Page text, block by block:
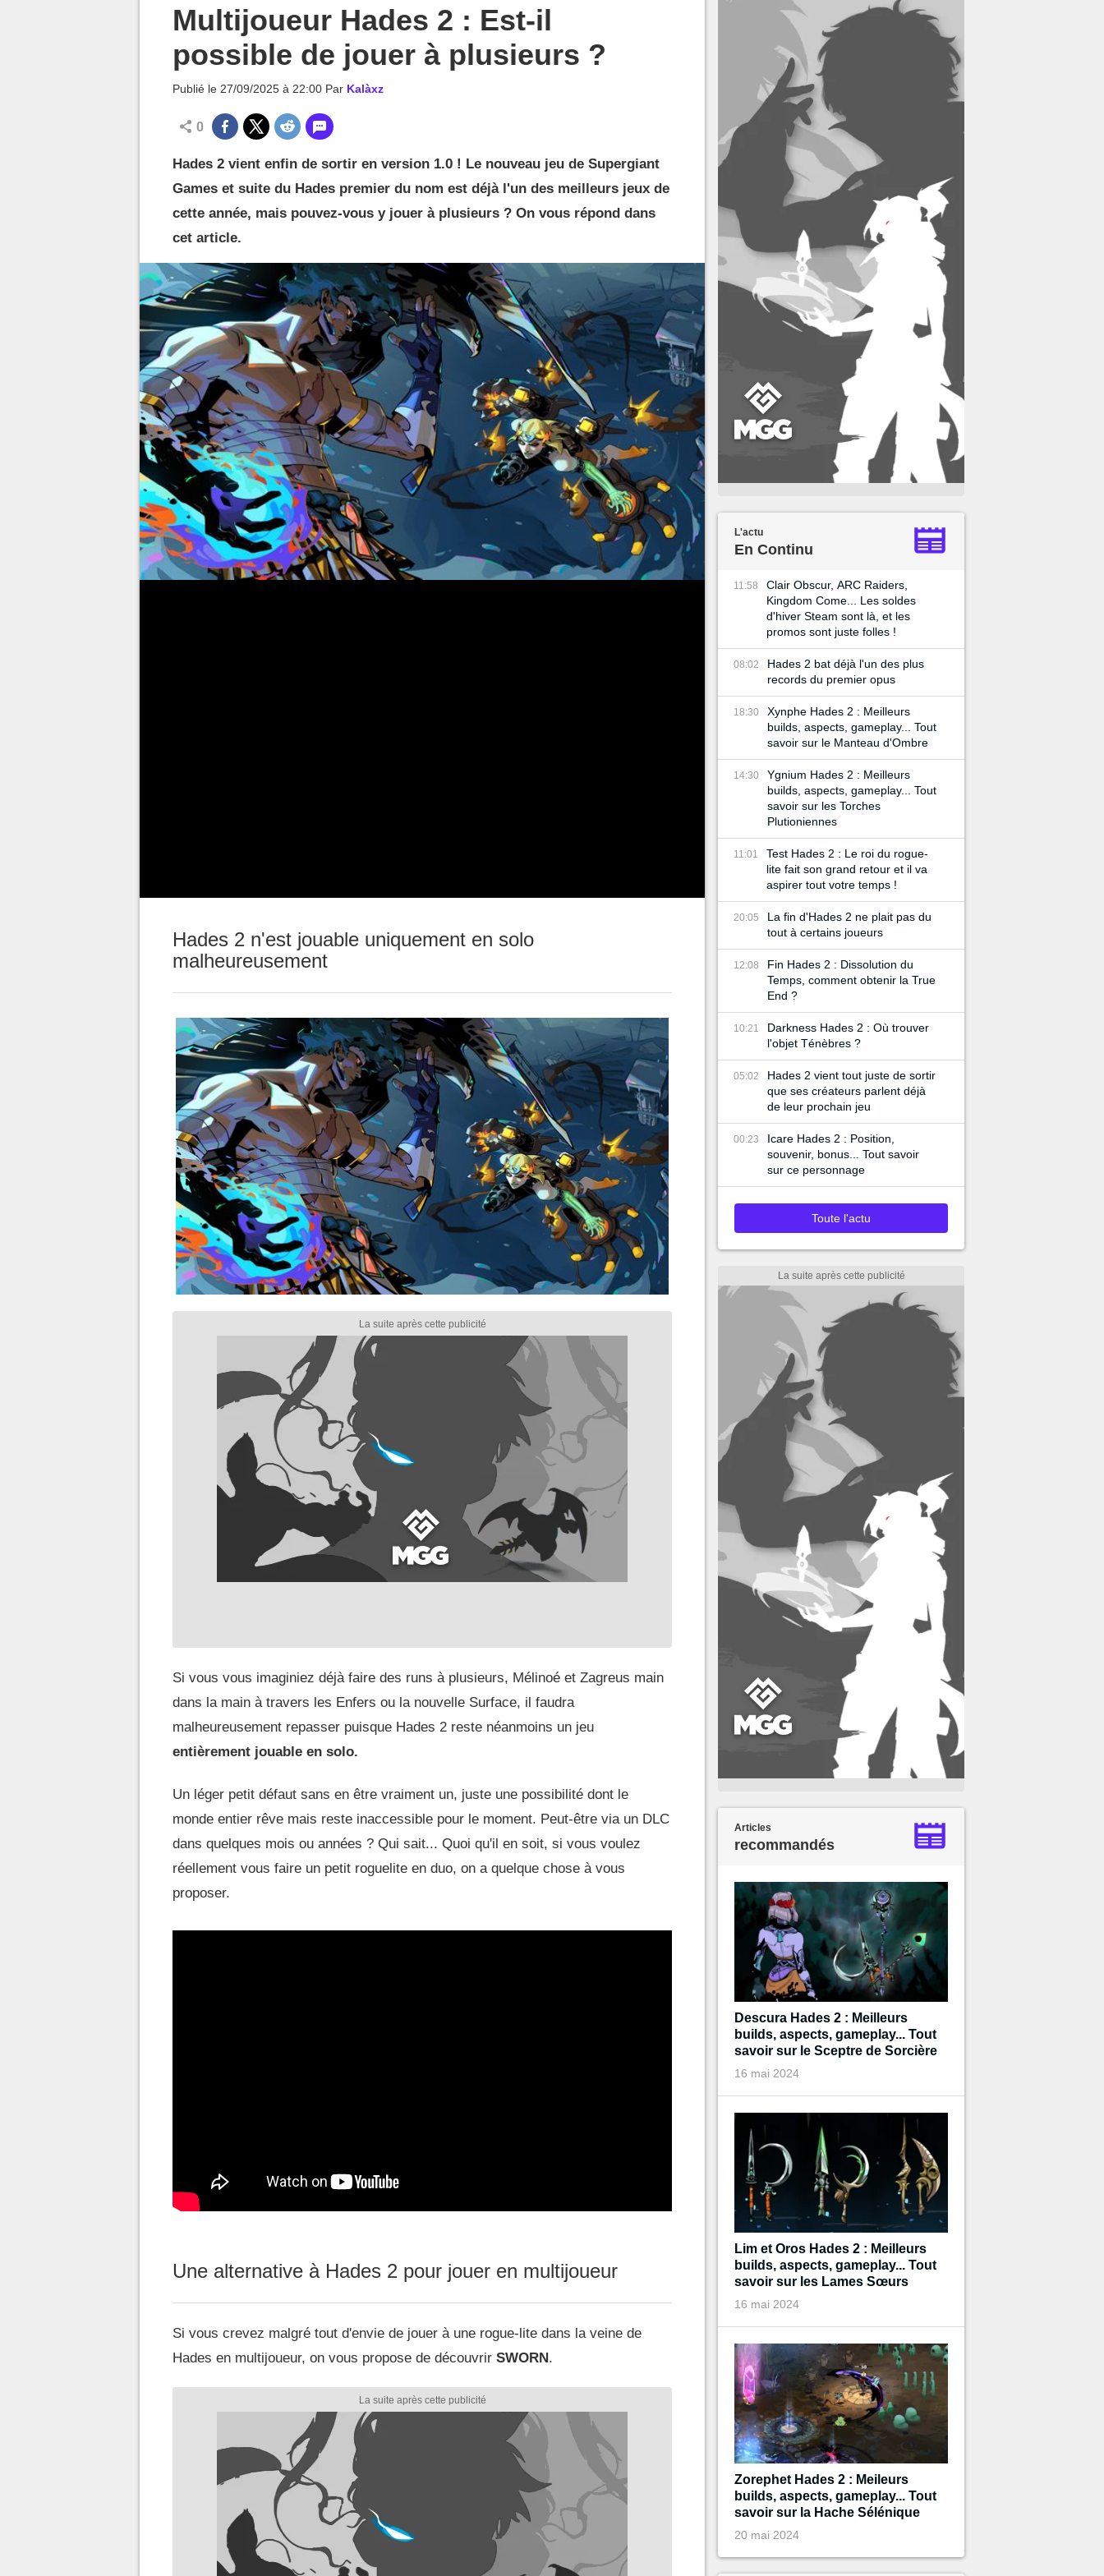
Multijoueur Hades 2 : Est-il
possible de jouer à plusieurs ?
Publié le 27/09/2025 à 22:00 Par Kalàxz
0
Hades 2 vient enfin de sortir en version 1.0 ! Le nouveau jeu de Supergiant
Games et suite du Hades premier du nom est déjà l'un des meilleurs jeux de
cette année, mais pouvez-vous y jouer à plusieurs ? On vous répond dans
cet article.
Hades 2 n'est jouable uniquement en solo
malheureusement
Si vous vous imaginiez déjà faire des runs à plusieurs, Mélinoé et Zagreus main
dans la main à travers les Enfers ou la nouvelle Surface, il faudra
malheureusement repasser puisque Hades 2 reste néanmoins un jeu
entièrement jouable en solo.
Un léger petit défaut sans en être vraiment un, juste une possibilité dont le
monde entier rêve mais reste inaccessible pour le moment. Peut-être via un DLC
dans quelques mois ou années ? Qui sait... Quoi qu'il en soit, si vous voulez
réellement vous faire un petit roguelite en duo, on a quelque chose à vous
proposer.
Une alternative à Hades 2 pour jouer en multijoueur
Si vous crevez malgré tout d'envie de jouer à une rogue-lite dans la veine de
Hades en multijoueur, on vous propose de découvrir SWORN.
L'actu
En Continu
11:58
Clair Obscur, ARC Raiders,
Kingdom Come... Les soldes
d'hiver Steam sont là, et les
promos sont juste folles !
08:02
Hades 2 bat déjà l'un des plus
records du premier opus
18:30
Xynphe Hades 2 : Meilleurs
builds, aspects, gameplay... Tout
savoir sur le Manteau d'Ombre
14:30
Ygnium Hades 2 : Meilleurs
builds, aspects, gameplay... Tout
savoir sur les Torches
Plutioniennes
11:01
Test Hades 2 : Le roi du rogue-
lite fait son grand retour et il va
aspirer tout votre temps !
20:05
La fin d'Hades 2 ne plait pas du
tout à certains joueurs
12:08
Fin Hades 2 : Dissolution du
Temps, comment obtenir la True
End ?
10:21
Darkness Hades 2 : Où trouver
l'objet Ténèbres ?
05:02
Hades 2 vient tout juste de sortir
que ses créateurs parlent déjà
de leur prochain jeu
00:23
Icare Hades 2 : Position,
souvenir, bonus... Tout savoir
sur ce personnage
Toute l'actu
Articles
recommandés
Descura Hades 2 : Meilleurs
builds, aspects, gameplay... Tout
savoir sur le Sceptre de Sorcière
16 mai 2024
Lim et Oros Hades 2 : Meilleurs
builds, aspects, gameplay... Tout
savoir sur les Lames Sœurs
16 mai 2024
Zorephet Hades 2 : Meileurs
builds, aspects, gameplay... Tout
savoir sur la Hache Sélénique
20 mai 2024